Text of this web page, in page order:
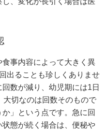
事内容によって大きく異
出ることも珍しくありませ
数が減り、幼児期には1日
大切なのは回数そのもので
」という点です。急に回
態が続く場合は、便秘や